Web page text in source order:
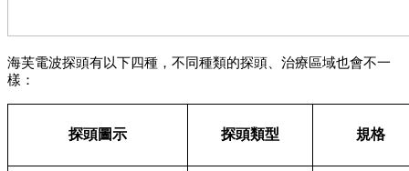
海芙電波探頭有以下四種，不同種類的探頭、治療區域也會不一
樣：
探頭圖示 探頭類型 規格